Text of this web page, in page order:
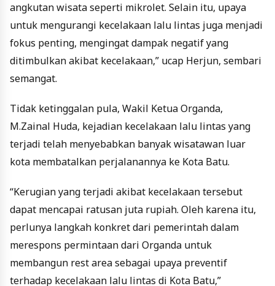
angkutan wisata seperti mikrolet. Selain itu, upaya
untuk mengurangi kecelakaan lalu lintas juga menjadi
fokus penting, mengingat dampak negatif yang
ditimbulkan akibat kecelakaan,” ucap Herjun, sembari
semangat.
Tidak ketinggalan pula, Wakil Ketua Organda,
M.Zainal Huda, kejadian kecelakaan lalu lintas yang
terjadi telah menyebabkan banyak wisatawan luar
kota membatalkan perjalanannya ke Kota Batu.
“Kerugian yang terjadi akibat kecelakaan tersebut
dapat mencapai ratusan juta rupiah. Oleh karena itu,
perlunya langkah konkret dari pemerintah dalam
merespons permintaan dari Organda untuk
membangun rest area sebagai upaya preventif
terhadap kecelakaan lalu lintas di Kota Batu,”